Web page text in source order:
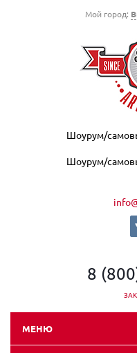
Мой город:
Шоурум/
Шоурум/
8
МЕНЮ